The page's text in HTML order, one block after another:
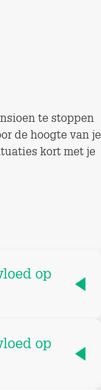
te stoppen
de hoogte van je
kort met je
op
op